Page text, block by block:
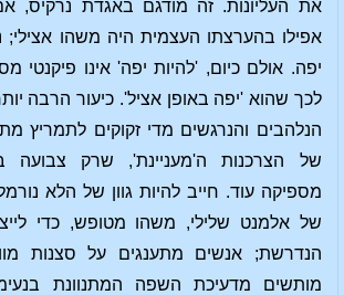
את העליונות. זה מודגם באגדת נרקיס,
אפילו בהערצתו העצמית היה משהו אצילי;
יפה. אולם כיום, 'להיות יפה' אינו פיקנטי
לכך שהוא 'יפה באופן אציל'. כיעור הרבה
הנלהבים והנרגשים מדי זקוקים לתמריץ
של הצרכנות ה'מעניינת', שרק צבועה
מספיקה עוד. חייב להיות גוון של הלא
של אלמנט שלילי, משהו מטופש, כדי
הנדרשת; אנשים מתענגים על סצנות
מותשים מדעיכת השפה המתנוונת